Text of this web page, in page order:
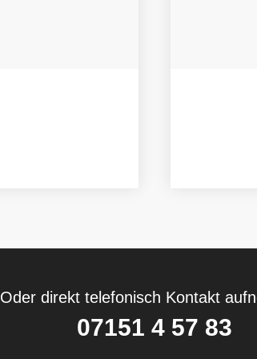
Oder direkt telefonisch Kontakt
07151 4 57 83